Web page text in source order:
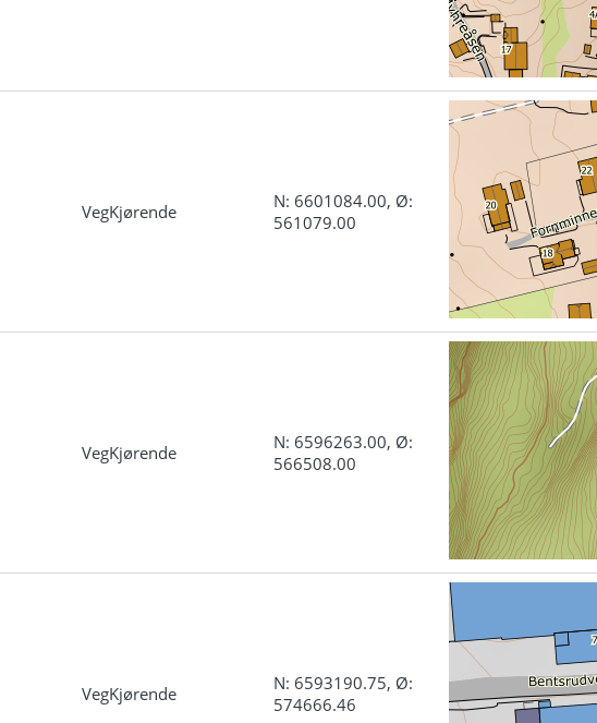
VegKjørende
N: 6601084.00, Ø:
561079.00
VegKjørende
N: 6596263.00, Ø:
566508.00
VegKjørende
N: 6593190.75, Ø:
574666.46